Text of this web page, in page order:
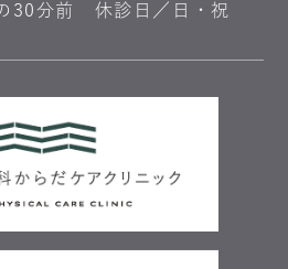
30分前 休診日／日・祝